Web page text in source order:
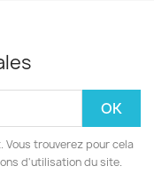
Vous trouverez pour cela
d'utilisation du site.